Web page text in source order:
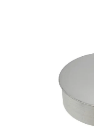
ODVLHČOVAČE
ZVLHČOVAČE